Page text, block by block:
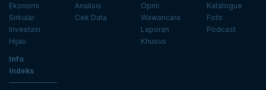
Ekonomi
Sirkular
Investasi
Hijau
Analisis
Cek Data
Opini
Wawancara
Laporan
Khusus
Katalogue
Foto
Podcast
Info
Indeks